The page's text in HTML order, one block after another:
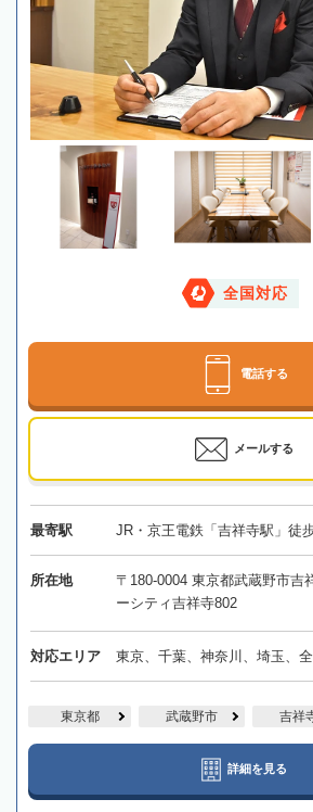
全国対応
電話する
メールする
最寄駅 JR・京王電鉄「吉祥寺駅」徒
所在地
〒180-0004 東京都武蔵野市
ーシティ吉祥寺802
対応エリア 東京、千葉、神奈川、埼玉、
東京都 武蔵野市 吉祥
詳細を見る